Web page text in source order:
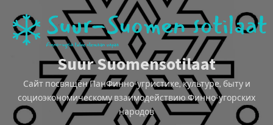
Suur Suomensotilaat
Сайт посвящён ПанФинно-угристике, культуре, быту и
социоэкономическому взаимодействию Финно-угорских
народов